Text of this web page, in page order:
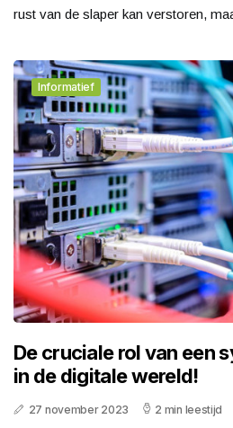
rust van de slaper kan verstoren,
Informatief
De cruciale rol van een
in de digitale wereld!
27 november 2023 2 min leestijd